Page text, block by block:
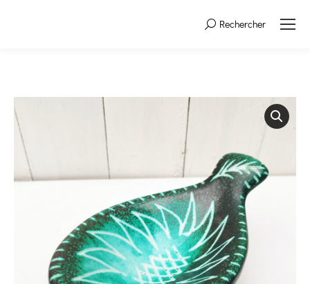
Search:Rechercher